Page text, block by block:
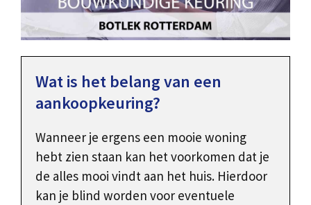
Wat is het belang van een
aankoopkeuring?
Wanneer je ergens een mooie woning
hebt zien staan kan het voorkomen dat je
de alles mooi vindt aan het huis. Hierdoor
kan je blind worden voor eventuele